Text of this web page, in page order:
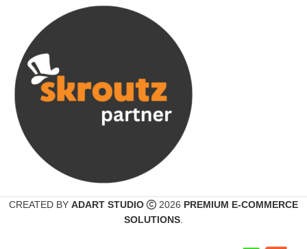
CREATED BY ADART STUDIO 2026 PREMIUM E-COMMERCE
SOLUTIONS.